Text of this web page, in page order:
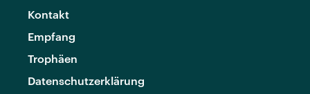
Kontakt
Empfang
Trophäen
Datenschutzerklärung